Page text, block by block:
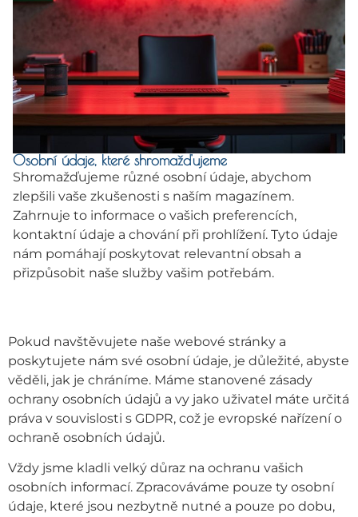
Osobní údaje, které shromažďujeme
Shromažďujeme různé osobní údaje, abychom
zlepšili vaše zkušenosti s naším magazínem.
Zahrnuje to informace o vašich preferencích,
kontaktní údaje a chování při prohlížení. Tyto údaje
nám pomáhají poskytovat relevantní obsah a
přizpůsobit naše služby vašim potřebám.
Pokud navštěvujete naše webové stránky a
poskytujete nám své osobní údaje, je důležité, abyste
věděli, jak je chráníme. Máme stanovené zásady
ochrany osobních údajů a vy jako uživatel máte určitá
práva v souvislosti s GDPR, což je evropské nařízení o
ochraně osobních údajů.
Vždy jsme kladli velký důraz na ochranu vašich
osobních informací. Zpracováváme pouze ty osobní
údaje, které jsou nezbytně nutné a pouze po dobu,